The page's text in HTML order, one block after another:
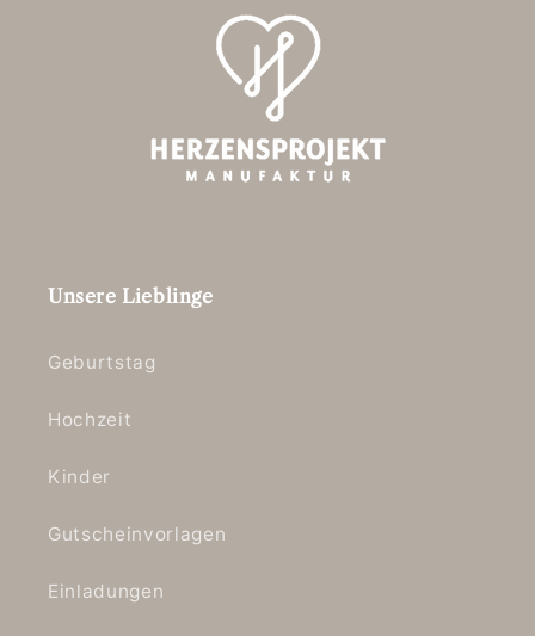
Unsere Lieblinge
Geburtstag
Hochzeit
Kinder
Gutscheinvorlagen
Einladungen